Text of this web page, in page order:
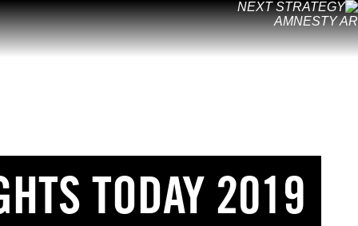
تخطى
إلى
المحتوى
TODAY 2019